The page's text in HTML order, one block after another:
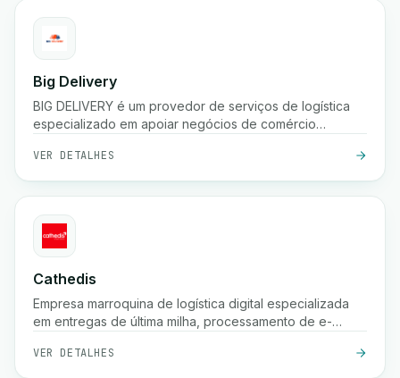
Big Delivery
BIG DELIVERY é um provedor de serviços de logística
especializado em apoiar negócios de comércio
VER DETALHES
Cathedis
Empresa marroquina de logística digital especializada
em entregas de última milha, processamento de e-
rastreamento em tempo real e soluções de
armazenamento.
VER DETALHES